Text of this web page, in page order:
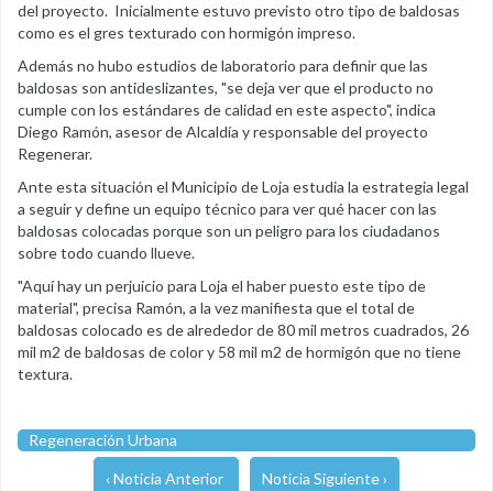
del proyecto. Inicialmente estuvo previsto otro tipo de baldosas
como es el gres texturado con hormigón impreso.
Además no hubo estudios de laboratorio para definir que las
baldosas son antideslizantes, "se deja ver que el producto no
cumple con los estándares de calidad en este aspecto", indica
Diego Ramón, asesor de Alcaldía y responsable del proyecto
Regenerar.
Ante esta situación el Municipio de Loja estudia la estrategia legal
a seguir y define un equipo técnico para ver qué hacer con las
baldosas colocadas porque son un peligro para los ciudadanos
sobre todo cuando llueve.
"Aquí hay un perjuicio para Loja el haber puesto este tipo de
material", precisa Ramón, a la vez manifiesta que el total de
baldosas colocado es de alrededor de 80 mil metros cuadrados, 26
mil m2 de baldosas de color y 58 mil m2 de hormigón que no tiene
textura.
Regeneración Urbana
‹ Noticia Anterior Noticia Siguiente ›